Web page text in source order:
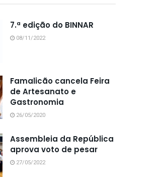
7.ª edição do BINNAR
08/11/2022
Famalicão cancela Feira
de Artesanato e
Gastronomia
26/05/2020
Assembleia da República
aprova voto de pesar
27/05/2022